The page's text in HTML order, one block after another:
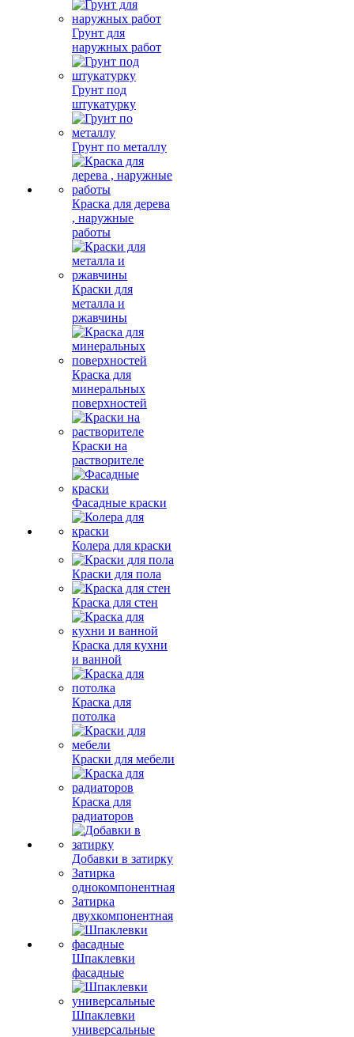
Грунт для
наружных работ
Грунт под
штукатурку
Грунт по металлу
Краска для дерева
, наружные
работы
Краски для
металла и
ржавчины
Краска для
минеральных
поверхностей
Краски на
растворителе
Фасадные краски
Колера для краски
Краски для пола
Краска для стен
Краска для кухни
и ванной
Краска для
потолка
Краски для мебели
Краска для
радиаторов
Добавки в затирку
Затирка
однокомпонентная
Затирка
двухкомпонентная
Шпаклевки
фасадные
Шпаклевки
универсальные